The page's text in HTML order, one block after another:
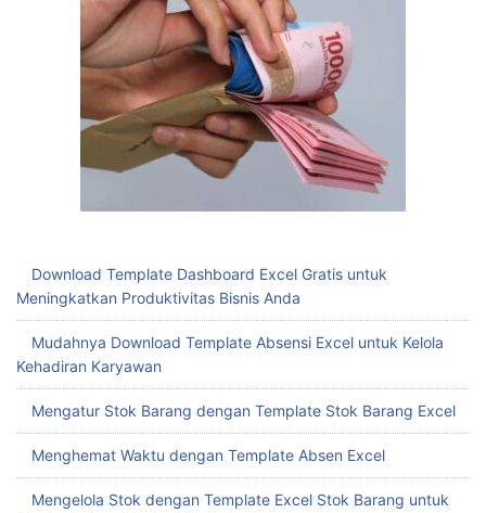
Download Template Dashboard Excel Gratis untuk
Meningkatkan Produktivitas Bisnis Anda
Mudahnya Download Template Absensi Excel untuk Kelola
Kehadiran Karyawan
Mengatur Stok Barang dengan Template Stok Barang Excel
Menghemat Waktu dengan Template Absen Excel
Mengelola Stok dengan Template Excel Stok Barang untuk